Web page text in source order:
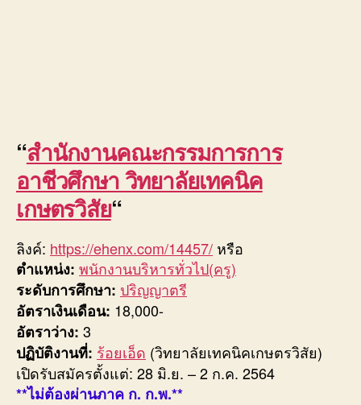
“สำนักงานคณะกรรมการการ
อาชีวศึกษา วิทยาลัยเทคนิค
เกษตรวิสัย“
ลิงค์: https://ehenx.com/14457/ หรือ
ตำแหน่ง: พนักงานบริหารทั่วไป(ครู)
ระดับการศึกษา: ปริญญาตรี
อัตราเงินเดือน: 18,000-
อัตราว่าง: 3
ปฏิบัติงานที่: ร้อยเอ็ด (วิทยาลัยเทคนิคเกษตรวิสัย)
เปิดรับสมัครตั้งแต่: 28 มิ.ย. – 2 ก.ค. 2564
**ไม่ต้องผ่านภาค ก. ก.พ.**